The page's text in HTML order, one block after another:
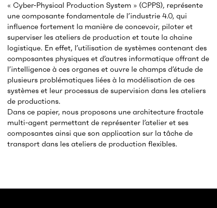
« Cyber-Physical Production System » (CPPS), représente
une composante fondamentale de l’industrie 4.0, qui
influence fortement la manière de concevoir, piloter et
superviser les ateliers de production et toute la chaine
logistique. En effet, l’utilisation de systèmes contenant des
composantes physiques et d’autres informatique offrant de
l’intelligence à ces organes et ouvre le champs d’étude de
plusieurs problématiques liées à la modélisation de ces
systèmes et leur processus de supervision dans les ateliers
de productions.
Dans ce papier, nous proposons une architecture fractale
multi-agent permettant de représenter l’atelier et ses
composantes ainsi que son application sur la tâche de
transport dans les ateliers de production flexibles.